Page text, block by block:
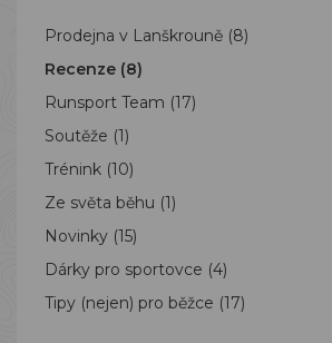
Prodejna v Lanškrouně (8)
Recenze (8)
Runsport Team (17)
Soutěže (1)
Trénink (10)
Ze světa běhu (1)
Novinky (15)
Dárky pro sportovce (4)
Tipy (nejen) pro běžce (17)